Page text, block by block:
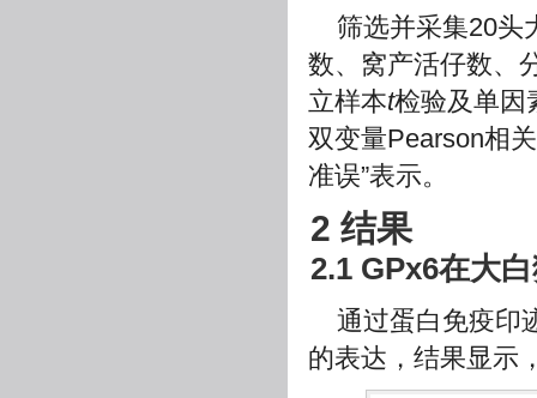
筛选并采集20头
数、窝产活仔数、
立样本t检验及单因
双变量Pearson相
准误”表示。
2 结果
2.1 GPx6在大
通过蛋白免疫印
的表达，结果显示